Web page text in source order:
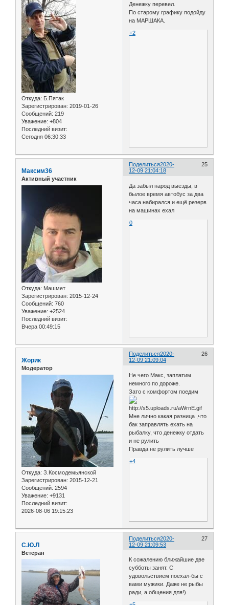
Откуда: Б.Пятак
Зарегистрирован: 2019-01-26
Сообщений: 219
Уважение: +804
Последний визит:
Сегодня 06:30:33
Денежку перевел.
По старому графику подойду
на МАРШАКА.
+2
Поделиться 25
2020-
12-09 21:04:18
Максим36
Активный участник
Откуда: Машмет
Зарегистрирован: 2015-12-24
Сообщений: 760
Уважение: +2524
Последний визит:
Вчера 00:49:15
Да забыл народ выезды, в
былое время автобус за два
часа набирался и ещё резерв
на машинах ехал
0
Поделиться 26
2020-
12-09 21:09:04
Жорик
Модератор
Откуда: З.Космодемьянской
Зарегистрирован: 2015-12-21
Сообщений: 2594
Уважение: +9131
Последний визит:
2026-08-06 19:15:23
Не чего Макс, заплатим
немного по дороже.
Зато с комфортом поедим
Мне лично какая разница ,что
бак заправлять ехать на
рыбалку, что денежку отдать
и не рулить
Правда не рулить лучше
+4
Поделиться 27
2020-
12-09 21:09:53
С.Ю.Л
Ветеран
К сожалению ближайшие две
субботы занят. С
удовольствием поехал-бы с
вами мужики. Даже не рыбы
ради, а общения для!)